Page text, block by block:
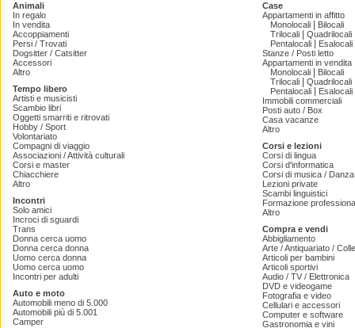
Animali
In regalo
In vendita
Accoppiamenti
Persi / Trovati
Dogsitter / Catsitter
Accessori
Altro
Tempo libero
Artisti e musicisti
Scambio libri
Oggetti smarriti e ritrovati
Hobby / Sport
Volontariato
Compagni di viaggio
Associazioni / Attività culturali
Corsi e master
Chiacchiere
Altro
Incontri
Solo amici
Incroci di sguardi
Trans
Donna cerca uomo
Donna cerca donna
Uomo cerca donna
Uomo cerca uomo
Incontri per adulti
Auto e moto
Automobili meno di 5.000
Automobili più di 5.001
Camper
Case
Appartamenti in affitto
Monolocali
Bilocali
Trilocali
Quadrilocali
Pentalocali
Esalocali
Stanze / Posti letto
Appartamenti in vendita
Monolocali
Bilocali
Trilocali
Quadrilocali
Pentalocali
Esalocali
Immobili commerciali
Posti auto / Box
Casa vacanze
Altro
Corsi e lezioni
Corsi di lingua
Corsi d'informatica
Corsi di musica /
Lezioni private
Scambi linguistici
Formazione
Altro
Compra e vendi
Abbigliamento
Arte / Antiquariato /
Articoli per bambini
Articoli sportivi
Audio / TV / Elettronica
DVD e videogame
Fotografia e video
Cellulari e accessori
Computer e software
Gastronomia e vini